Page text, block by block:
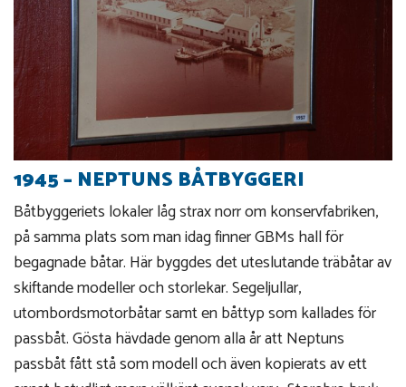
1945 – NEPTUNS BÅTBYGGERI
Båtbyggeriets lokaler låg strax norr om konservfabriken,
på samma plats som man idag finner GBMs hall för
begagnade båtar. Här byggdes det uteslutande träbåtar av
skiftande modeller och storlekar. Segeljullar,
utombordsmotorbåtar samt en båttyp som kallades för
passbåt. Gösta hävdade genom alla år att Neptuns
passbåt fått stå som modell och även kopierats av ett